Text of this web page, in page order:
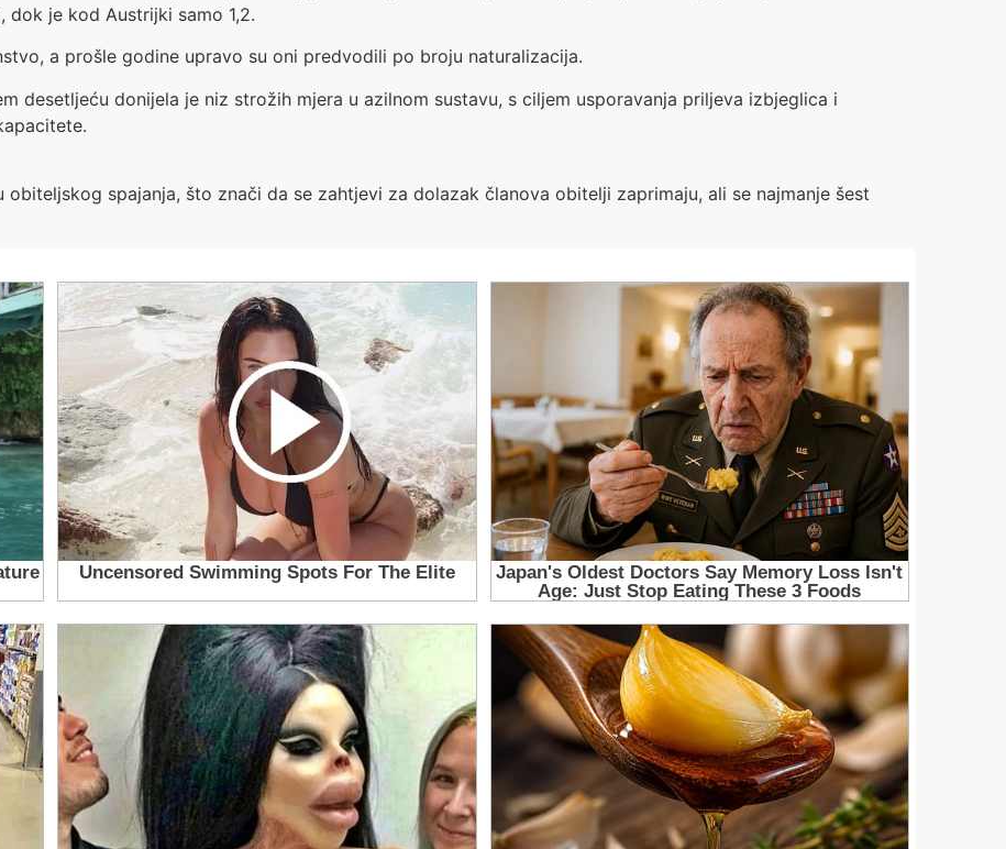
dok je kod Austrijki samo 1,2.
a prošle godine upravo su oni predvodili po broju naturalizacija.
desetljeću donijela je niz strožih mjera u azilnom sustavu, s ciljem usporavanja priljeva izbjeglica i
spajanja, što znači da se zahtjevi za dolazak članova obitelji zaprimaju, ali se najmanje šest